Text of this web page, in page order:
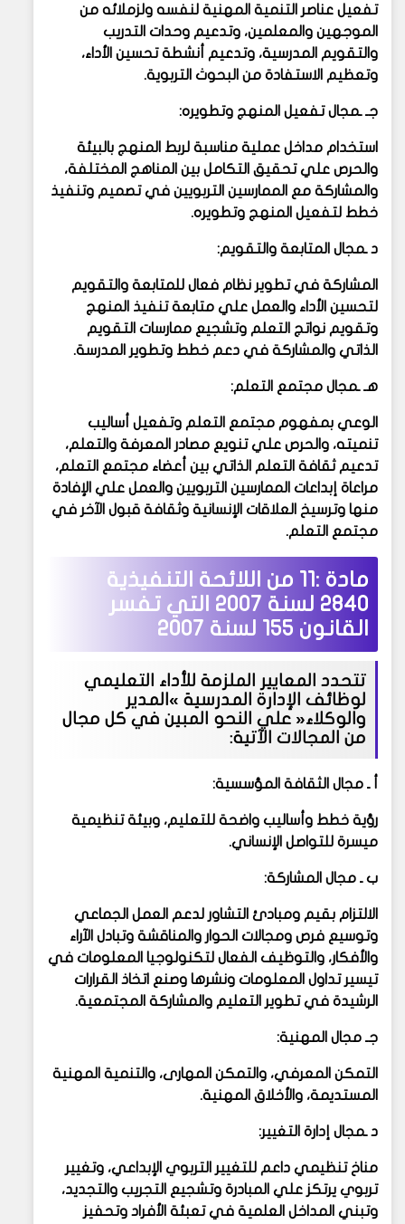
تفعيل عناصر التنمية المهنية لنفسه ولزملائه من
الموجهين والمعلمين، وتدعيم وحدات التدريب
والتقويم المدرسية، وتدعيم أنشطة تحسين الأداء،
وتعظيم الاستفادة من البحوث التربوية.
جـ ـمجال تفعيل المنهج وتطويره:
استخدام مداخل عملية مناسبة لربط المنهج بالبيئة
والحرص علي تحقيق التكامل بين المناهج المختلفة،
والمشاركة مع الممارسين التربويين في تصميم وتنفيذ
خطط لتفعيل المنهج وتطويره.
د ـمجال المتابعة والتقويم:
المشاركة في تطوير نظام فعال للمتابعة والتقويم
لتحسين الأداء والعمل علي متابعة تنفيذ المنهج
وتقويم نواتج التعلم وتشجيع ممارسات التقويم
الذاتي والمشاركة في دعم خطط وتطوير المدرسة.
هـ ـمجال مجتمع التعلم:
الوعي بمفهوم مجتمع التعلم وتفعيل أساليب
تنميته، والحرص علي تنويع مصادر المعرفة والتعلم،
تدعيم ثقافة التعلم الذاتي بين أعضاء مجتمع التعلم،
مراعاة إبداعات الممارسين التربويين والعمل علي الإفادة
منها وترسيخ العلاقات الإنسانية وثقافة قبول الآخر في
مجتمع التعلم.
مادة :11 من
اللائحة التنفيذية
2840 لسنة 2007 التي تفسر
القانون 155 لسنة 2007
تتحدد المعايير الملزمة للأداء التعليمي
لوظائف الإدارة المدرسية »المدير
والوكلاء« علي النحو المبين في كل مجال
من المجالات الآتية:
أ ـ مجال الثقافة المؤسسية:
رؤية خطط وأساليب واضحة للتعليم، وبيئة تنظيمية
ميسرة للتواصل الإنساني.
ب ـ مجال المشاركة:
الالتزام بقيم ومبادئ التشاور لدعم العمل الجماعي
وتوسيع فرص ومجالات الحوار والمناقشة وتبادل الآراء
والأفكار، والتوظيف الفعال لتكنولوجيا المعلومات في
تيسير تداول المعلومات ونشرها وصنع اتخاذ القرارات
الرشيدة في تطوير التعليم والمشاركة المجتمعية.
جـ مجال المهنية:
التمكن المعرفي، والتمكن المهارى، والتنمية المهنية
المستديمة، والأخلاق المهنية.
د ـمجال إدارة التغيير:
مناخ تنظيمي داعم للتغيير التربوي الإبداعي، وتغيير
تربوي يرتكز علي المبادرة وتشجيع التجريب والتجديد،
وتبني المداخل العلمية في تعبئة الأفراد وتحفيز